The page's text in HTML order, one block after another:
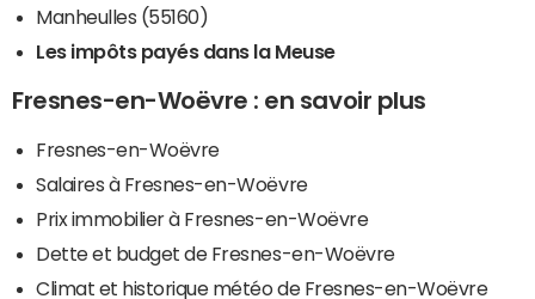
Manheulles (55160)
Les impôts payés dans la Meuse
Fresnes-en-Woëvre : en savoir plus
Fresnes-en-Woëvre
Salaires à Fresnes-en-Woëvre
Prix immobilier à Fresnes-en-Woëvre
Dette et budget de Fresnes-en-Woëvre
Climat et historique météo de Fresnes-en-Woëvre